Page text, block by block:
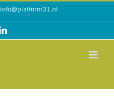
info@platform31.nl
LinkedIn